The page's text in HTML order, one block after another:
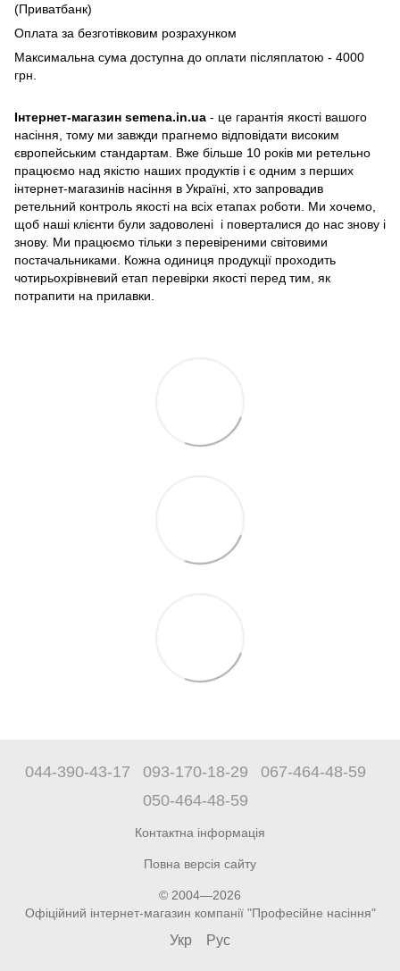
(Приватбанк)
Оплата за безготівковим розрахунком
Максимальна сума доступна до оплати післяплатою - 4000
грн.
Інтернет-магазин semena.in.ua - це гарантія якості вашого
насіння, тому ми завжди прагнемо відповідати високим
європейським стандартам. Вже більше 10 років ми ретельно
працюємо над якістю наших продуктів і є одним з перших
інтернет-магазинів насіння в Україні, хто запровадив
ретельний контроль якості на всіх етапах роботи. Ми хочемо,
щоб наші клієнти були задоволені і поверталися до нас знову і
знову. Ми працюємо тільки з перевіреними світовими
постачальниками. Кожна одиниця продукції проходить
чотирьохрівневий етап перевірки якості перед тим, як
потрапити на прилавки.
044-390-43-17 093-170-18-29
067-464-48-59
050-464-48-59
Контактна інформація
Повна версія сайту
© 2004—2026
Офіційний інтернет-магазин компанії "Професійне насіння"
Укр Рус